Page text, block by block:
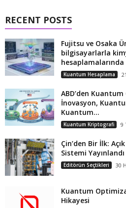
RECENT POSTS
Fujitsu ve Osaka
bilgisayarlarla
Kuantum Hesaplama
ABD’den
İnovasyon,
Kuantum...
Kuantum Kriptografi 9
Çin’den Bir İlk:
Sistemi Yayınlandı
Editörün Seçtikleri 30
Kuantum
Hikayesi